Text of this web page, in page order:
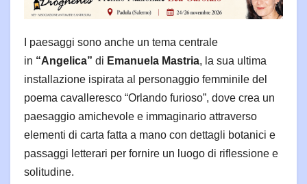
I paesaggi sono anche un tema centrale
in “Angelica” di Emanuela Mastria, la sua ultima
installazione ispirata al personaggio femminile del
poema cavalleresco “Orlando furioso”, dove crea un
paesaggio amichevole e immaginario attraverso
elementi di carta fatta a mano con dettagli botanici e
passaggi letterari per fornire un luogo di riflessione e
solitudine.